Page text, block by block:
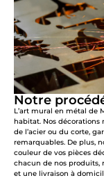
Notre
L’art mural en métal de
habitat. Nos décorations
de l’acier ou du corte,
remarquables. De plus,
couleur de vos pièces
chacun de nos produits,
et une livraison à